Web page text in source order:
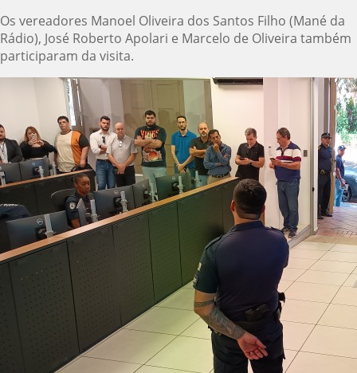
Os vereadores Manoel Oliveira dos Santos Filho (Mané da
Rádio), José Roberto Apolari e Marcelo de Oliveira também
participaram da visita.